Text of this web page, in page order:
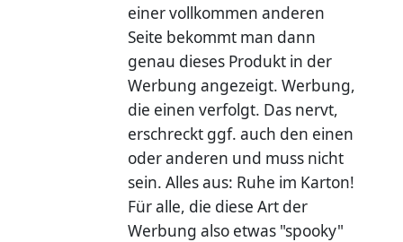
einer vollkommen anderen
Seite bekommt man dann
genau dieses Produkt in der
Werbung angezeigt. Werbung,
die einen verfolgt. Das nervt,
erschreckt ggf. auch den einen
oder anderen und muss nicht
sein. Alles aus: Ruhe im Karton!
Für alle, die diese Art der
Werbung also etwas "spooky"